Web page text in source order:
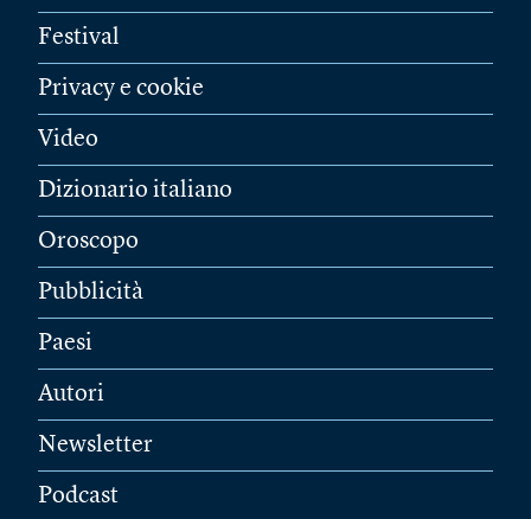
Festival
Privacy e cookie
Video
Dizionario italiano
Oroscopo
Pubblicità
Paesi
Autori
Newsletter
Podcast